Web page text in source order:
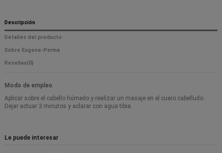
Descripción
Detalles del producto
Sobre Eugene-Perma
Reseñas(0)
Modo de empleo
Aplicar sobre el cabello húmedo y realizar un masaje en el cuero cabelludo.
Dejar actuar 3 minutos y aclarar con agua tibia.
Le puede interesar